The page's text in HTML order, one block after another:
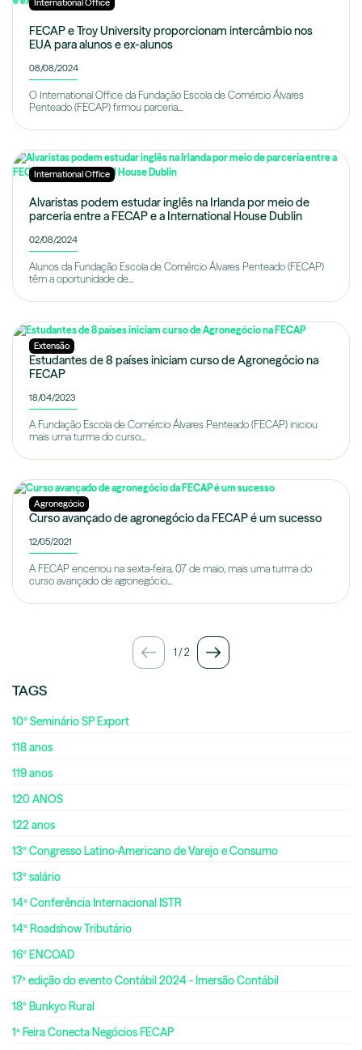
International Office
FECAP e Troy University proporcionam intercâmbio nos
EUA para alunos e ex-alunos
08/08/2024
O International Office da Fundação Escola de Comércio Álvares
Penteado (FECAP) firmou parceria...
International Office
Alvaristas podem estudar inglês na Irlanda por meio de
parceria entre a FECAP e a International House Dublin
02/08/2024
Alunos da Fundação Escola de Comércio Álvares Penteado (FECAP)
têm a oportunidade de...
Extensão
Estudantes de 8 países iniciam curso de Agronegócio na
FECAP
18/04/2023
A Fundação Escola de Comércio Álvares Penteado (FECAP) iniciou
mais uma turma do curso...
Agronegócio
Curso avançado de agronegócio da FECAP é um sucesso
12/05/2021
A FECAP encerrou na sexta-feira, 07 de maio, mais uma turma do
curso avançado de agronegócio...
1 /2
TAGS
10º Seminário SP Export
118 anos
119 anos
120 ANOS
122 anos
13º Congresso Latino-Americano de Varejo e Consumo
13º salário
14ª Conferência Internacional ISTR
14º Roadshow Tributário
16º ENCOAD
17ª edição do evento Contábil 2024 - Imersão Contábil
18º Bunkyo Rural
1ª Feira Conecta Negócios FECAP